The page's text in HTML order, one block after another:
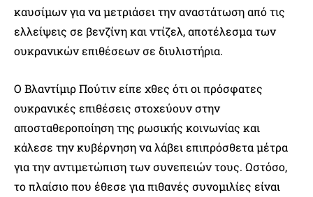
καυσίμων για να μετριάσει την αναστάτωση από τις
ελλείψεις σε βενζίνη και ντίζελ, αποτέλεσμα των
ουκρανικών επιθέσεων σε διυλιστήρια.
Ο Βλαντίμιρ Πούτιν είπε χθες ότι οι πρόσφατες
ουκρανικές επιθέσεις στοχεύουν στην
αποσταθεροποίηση της ρωσικής κοινωνίας και
κάλεσε την κυβέρνηση να λάβει επιπρόσθετα μέτρα
για την αντιμετώπιση των συνεπειών τους. Ωστόσο,
το πλαίσιο που έθεσε για πιθανές συνομιλίες είναι